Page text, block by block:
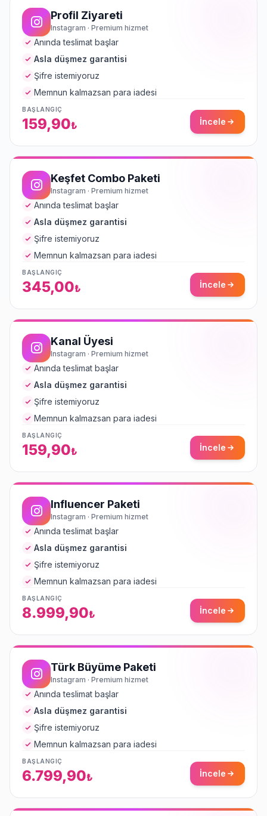
Profil Ziyareti
Instagram · Premium hizmet
Anında teslimat başlar
Asla düşmez garantisi
Şifre istemiyoruz
Memnun kalmazsan para iadesi
BAŞLANGIÇ
159,90₺ İncele
Keşfet Combo Paketi
Instagram · Premium hizmet
Anında teslimat başlar
Asla düşmez garantisi
Şifre istemiyoruz
Memnun kalmazsan para iadesi
BAŞLANGIÇ
345,00₺ İncele
Kanal Üyesi
Instagram · Premium hizmet
Anında teslimat başlar
Asla düşmez garantisi
Şifre istemiyoruz
Memnun kalmazsan para iadesi
BAŞLANGIÇ
159,90₺ İncele
Influencer Paketi
Instagram · Premium hizmet
Anında teslimat başlar
Asla düşmez garantisi
Şifre istemiyoruz
Memnun kalmazsan para iadesi
BAŞLANGIÇ
8.999,90₺ İncele
Türk Büyüme Paketi
Instagram · Premium hizmet
Anında teslimat başlar
Asla düşmez garantisi
Şifre istemiyoruz
Memnun kalmazsan para iadesi
BAŞLANGIÇ
6.799,90₺ İncele